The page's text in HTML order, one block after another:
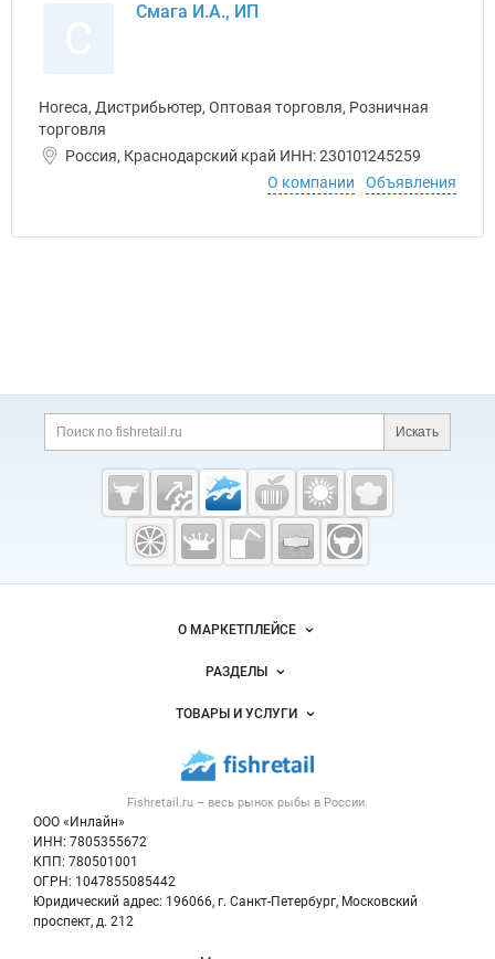
Смага И.А., ИП
Horeca, Дистрибьютер, Оптовая торговля, Розничная
торговля
Россия, Краснодарский край ИНН: 230101245259
О компании
Объявления
Дополнительная информация
Поиск по сайту и
Искать
Cсылки на полезные проекты
Fishretail.ru —
рыба,
морепродукты
Важные разделы и контакты
Fishretail.ru – весь рынок рыбы в России.
ООО «Инлайн»
ИНН: 7805355672
КПП: 780501001
ОГРН: 1047855085442
Юридический адрес: 196066, г. Санкт-Петербург, Московский
проспект, д. 212
Навигация по сайтуО МАРКЕТПЛЕЙСЕ
Новости Fishretail.ru
Размещение рекламы
Публичная оферта
Контактная информация
Политика обработки персональных данных
РАЗДЕЛЫ
Объявления
Новости рынка
Блог
ТОВАРЫ И УСЛУГИ
Рыба
Икра